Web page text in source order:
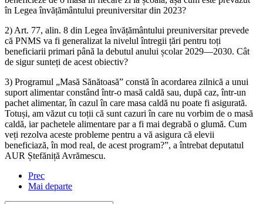
în Legea învățământului preuniversitar din 2023?
2) Art. 77, alin. 8 din Legea învățământului preuniversitar prevede
că PNMS va fi generalizat la nivelul întregii țări pentru toți
beneficiarii primari până la debutul anului școlar 2029—2030. Cât
de sigur sunteți de acest obiectiv?
3) Programul „Masă Sănătoasă” constă în acordarea zilnică a unui
suport alimentar constând într-o masă caldă sau, după caz, într-un
pachet alimentar, în cazul în care masa caldă nu poate fi asigurată.
Totuși, am văzut cu toții că sunt cazuri în care nu vorbim de o masă
caldă, iar pachetele alimentare par a fi mai degrabă o glumă. Cum
veți rezolva aceste probleme pentru a vă asigura că elevii
beneficiază, în mod real, de acest program?”, a întrebat deputatul
AUR Ștefăniță Avrămescu.
Prec
Mai departe